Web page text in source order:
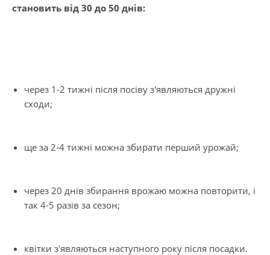
становить від 30 до 50 днів:
через 1-2 тижні після посіву з'являються дружні
сходи;
ще за 2-4 тижні можна збирати перший урожай;
через 20 днів збирання врожаю можна повторити, і
так 4-5 разів за сезон;
квітки з'являються наступного року після посадки.